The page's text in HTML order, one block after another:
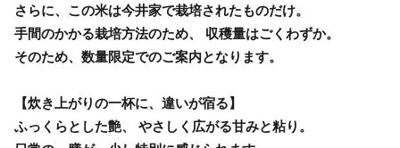
さらに、この米は今井家で栽培されたものだけ。
手間のかかる栽培方法のため、 収穫量はごくわずか。
そのため、数量限定でのご案内となります。
【炊き上がりの一杯に、違いが宿る】
ふっくらとした艶、 やさしく広がる甘みと粘り。